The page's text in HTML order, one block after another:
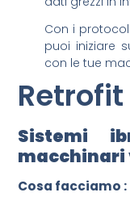
Con i
puoi iniziare
con le tue
Sistemi
macchinari
Cosa facciamo :